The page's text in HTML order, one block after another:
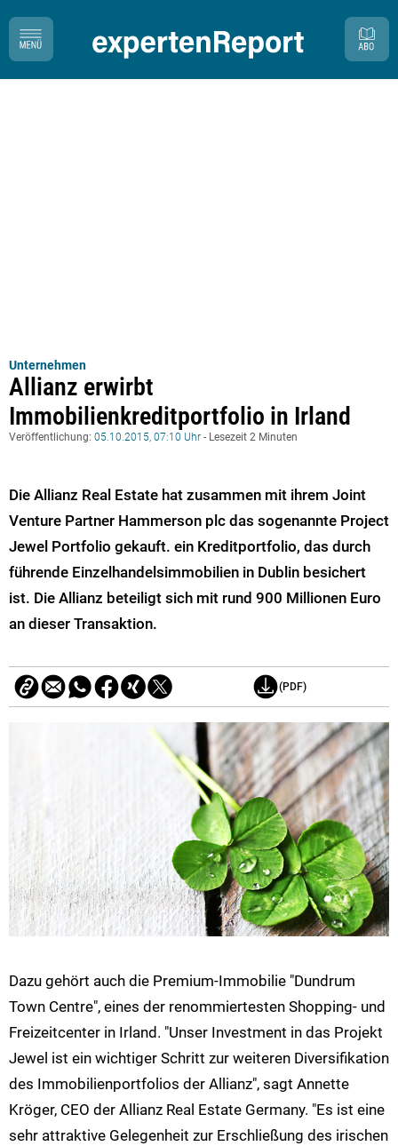
Unternehmen
Allianz erwirbt
Immobilienkreditportfolio in Irland
Veröffentlichung: 05.10.2015, 07:10 Uhr - Lesezeit 2 Minuten
Die Allianz Real Estate hat zusammen mit ihrem Joint
Venture Partner Hammerson plc das sogenannte Project
Jewel Portfolio gekauft. ein Kreditportfolio, das durch
führende Einzelhandelsimmobilien in Dublin besichert
ist. Die Allianz beteiligt sich mit rund 900 Millionen Euro
an dieser Transaktion.
(PDF)
Dazu gehört auch die Premium-Immobilie "Dundrum
Town Centre", eines der renommiertesten Shopping- und
Freizeitcenter in Irland. "Unser Investment in das Projekt
Jewel ist ein wichtiger Schritt zur weiteren Diversifikation
des Immobilienportfolios der Allianz", sagt Annette
Kröger, CEO der Allianz Real Estate Germany. "Es ist eine
sehr attraktive Gelegenheit zur Erschließung des irischen